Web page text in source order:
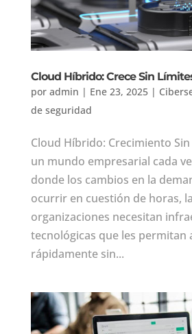
Cloud Híbrido: Crece Sin
por admin | Ene 23, 2025|
de seguridad
Cloud Híbrido: Crecimiento
un mundo empresarial cada
donde los cambios en la
ocurrir en cuestión de horas,
organizaciones necesitan
tecnológicas que les permitan
rápidamente sin...